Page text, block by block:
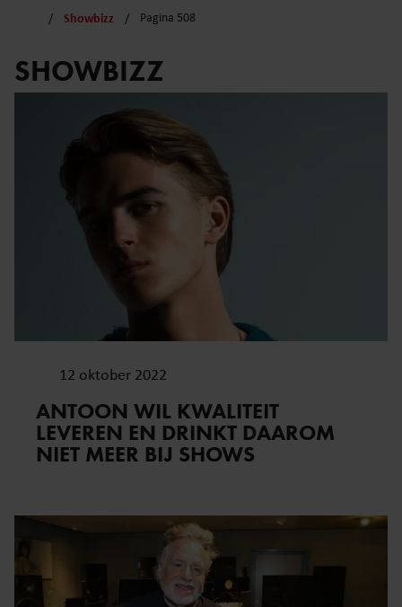
Showbizz Pagina 508
SHOWBIZZ
12 oktober 2022
ANTOON WIL KWALITEIT
LEVEREN EN DRINKT DAAROM
NIET MEER BIJ SHOWS